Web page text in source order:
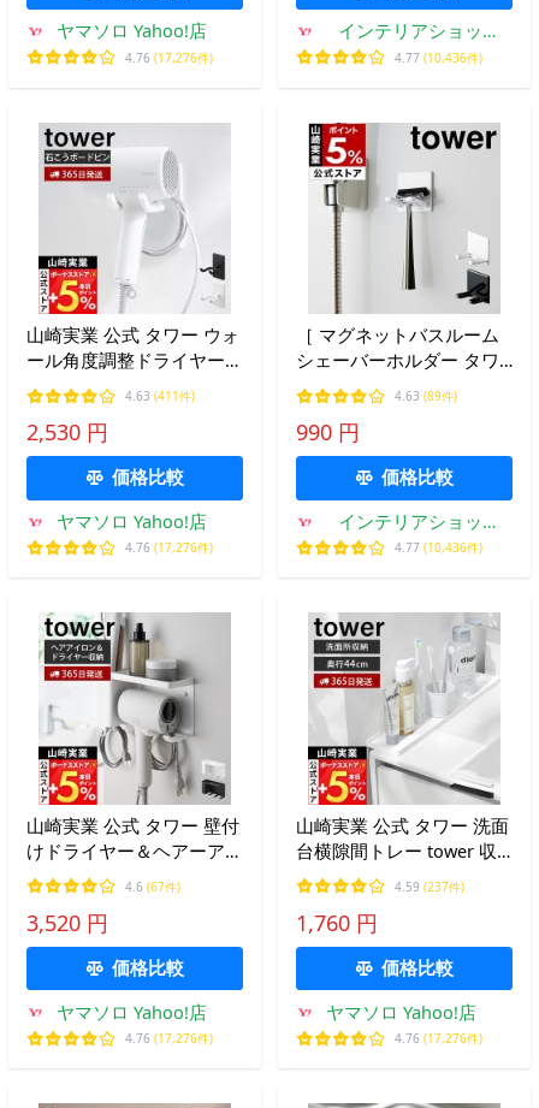
ヤマソロ Yahoo!店
4.76 (17,276件)
インテリアショップ
roomy
4.77 (10,436件)
山崎実業 公式 タワー ウォ
ール角度調整ドライヤーホ
ルダー 石こうボード壁対
応 tower ドライヤー収納
ドライヤー掛け 10104
10105
4.63 (411件)
2,530 円
価格比較
ヤマソロ Yahoo!店
4.76 (17,276件)
［ マグネットバスルーム
シェーバーホルダー タワ
ー ］ 山崎実業 tower シェ
ーバー ホルダー 磁石 マグ
ネット 掛け yamazaki 公
式 ホワイト ブラック 4706
4.63 (89件)
990 円
価格比較
インテリアショップ
roomy
4.77 (10,436件)
山崎実業 公式 タワー 壁付
けドライヤー＆ヘアーアイ
ロンホルダー トレー付き
tower ドライヤー収納 ヘ
アーアイロン収納 10254
10255
4.6 (67件)
3,520 円
価格比較
ヤマソロ Yahoo!店
4.76 (17,276件)
山崎実業 公式 タワー 洗面
台横隙間トレー tower 収
納 隙間収納 歯ブラシ コッ
プ 化粧品 洗面用品 一時置
き 工具不要 小物入れ
10135 10136
4.59 (237件)
1,760 円
価格比較
ヤマソロ Yahoo!店
4.76 (17,276件)